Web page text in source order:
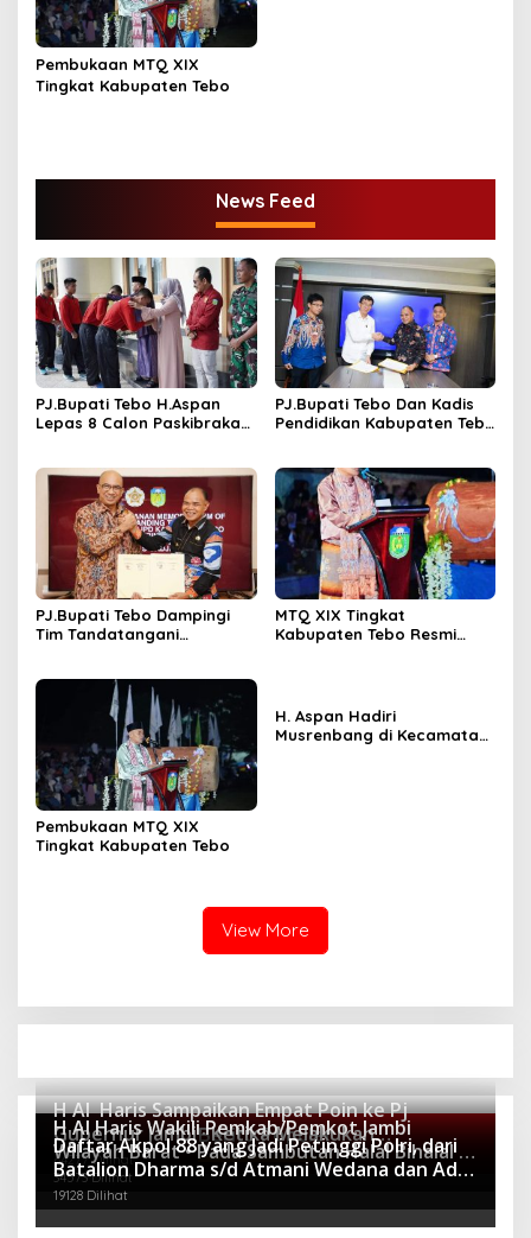
Pembukaan MTQ XIX
Tingkat Kabupaten Tebo
News Feed
PJ.Bupati Tebo H.Aspan
Lepas 8 Calon Paskibraka
PJ.Bupati Tebo Dan Kadis
Pendidikan Kabupaten Tebo
PJ.Bupati Tebo Dampingi
Tim Tandatangani
RPJPD 2025 – 2045
MTQ XIX Tingkat
Kabupaten Tebo Resmi
Pembukaan MTQ XIX
Tingkat Kabupaten Tebo
H. Aspan Hadiri
Musrenbang di Kecamatan
View More
Berita Populer
H Al Haris Sampaikan Empat Poin ke Pj
Gubernur Jambi · Ketika Melakukan
Kunjungan Kerja ke Merangin
64277 Dilihat
H Al Haris Wakili Pemkab/Pemkot Jambi
Wilayah Barat • Pada Sambutan Halal Bihalal di
Gubernuran
34573 Dilihat
Daftar Akpol 88 yang Jadi Petinggi Polri, dari
Batalion Dharma s/d Atmani Wedana dan Adhi
Pradana
19128 Dilihat